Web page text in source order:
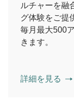
ルチャーを融
グ体験をご提
毎月最大500
きます。
詳細を見る